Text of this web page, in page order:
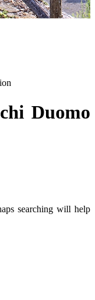
Duomo
searching will help